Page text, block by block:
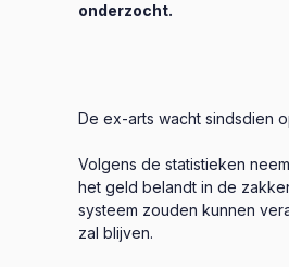
onderzocht.
De ex-arts wacht sindsdien
Volgens de statistieken
het geld belandt in de
systeem zouden kunnen
zal blijven.